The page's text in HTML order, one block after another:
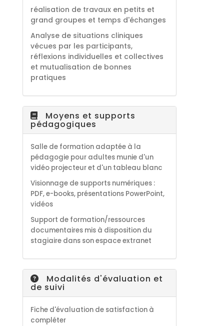
réalisation de travaux en petits et
grand groupes et temps d'échanges
Analyse de situations cliniques
vécues par les participants,
réflexions individuelles et collectives
et mutualisation de bonnes
pratiques
Moyens et supports
pédagogiques
Salle de formation adaptée à la
pédagogie pour adultes munie d'un
vidéo projecteur et d'un tableau blanc
Visionnage de supports numériques :
PDF, e-books, présentations PowerPoint,
vidéos
Support de formation/ressources
documentaires mis à disposition du
stagiaire dans son espace extranet
Modalités d'évaluation et
de suivi
Fiche d'évaluation de satisfaction à
compléter